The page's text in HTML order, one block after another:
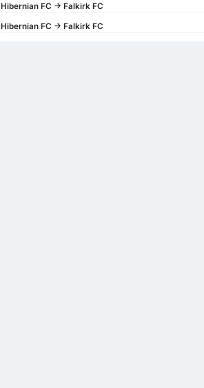
Hibernian FC -> Falkirk FC
Hibernian FC -> Falkirk FC